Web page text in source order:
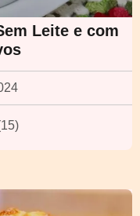
Leite e com
15)